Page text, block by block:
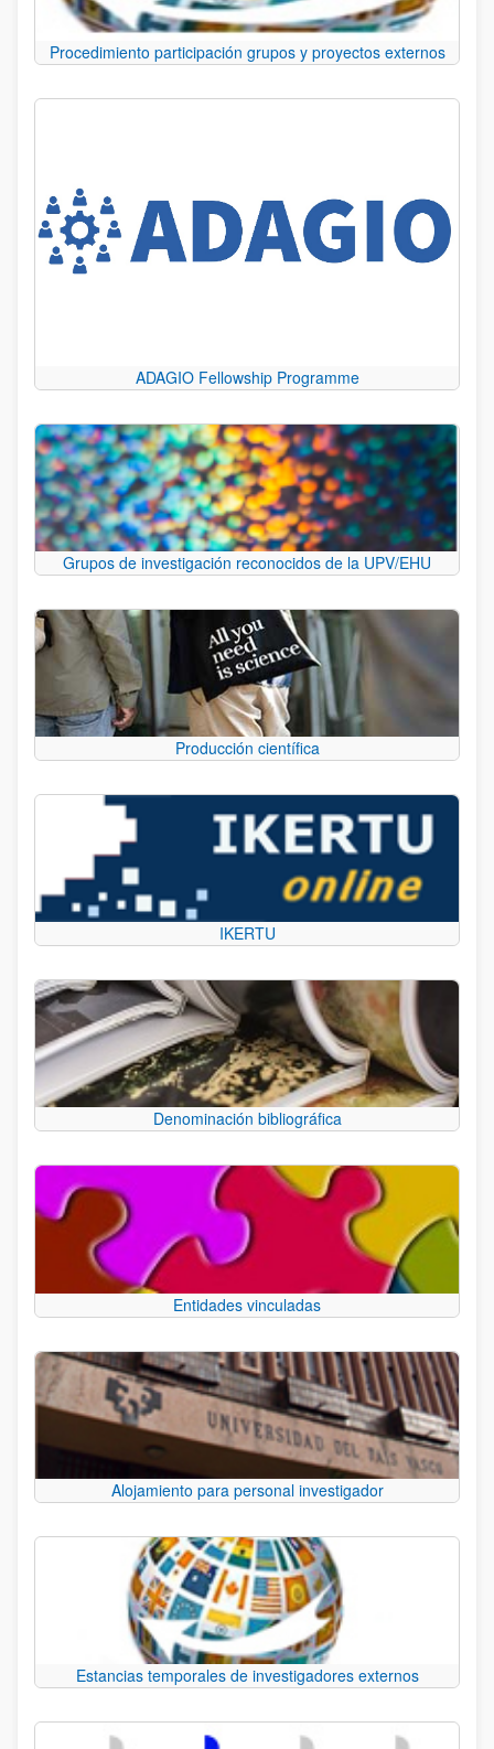
Procedimiento participación grupos y proyectos externos
ADAGIO Fellowship Programme
Grupos de investigación reconocidos de la UPV/EHU
Producción científica
IKERTU
Denominación bibliográfica
Entidades vinculadas
Alojamiento para personal investigador
Estancias temporales de investigadores externos